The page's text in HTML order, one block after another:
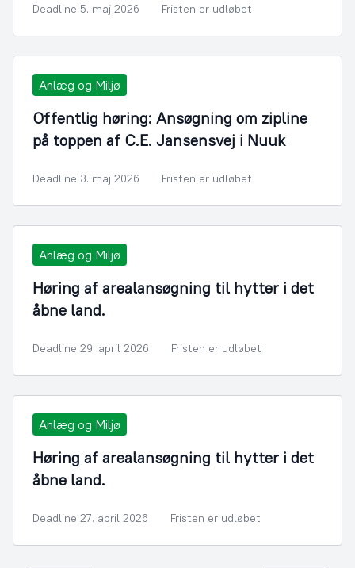
Deadline 5. maj 2026 Fristen er udløbet
Anlæg og Miljø
Offentlig høring: Ansøgning om zipline
på toppen af C.E. Jansensvej i Nuuk
Deadline 3. maj 2026 Fristen er udløbet
Anlæg og Miljø
Høring af arealansøgning til hytter i det
åbne land.
Deadline 29. april 2026 Fristen er udløbet
Anlæg og Miljø
Høring af arealansøgning til hytter i det
åbne land.
Deadline 27. april 2026 Fristen er udløbet